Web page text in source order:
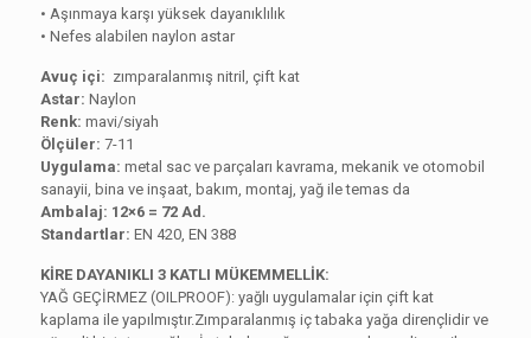
• Aşınmaya karşı yüksek dayanıklılık
• Nefes alabilen naylon astar
Avuç içi: zımparalanmış nitril, çift kat
Astar: Naylon
Renk: mavi/siyah
Ölçüler: 7-11
Uygulama: metal sac ve parçaları kavrama, mekanik ve otomobil
sanayii, bina ve inşaat, bakım, montaj, yağ ile temas da
Ambalaj: 12×6 = 72 Ad.
Standartlar: EN 420, EN 388
KİRE DAYANIKLI 3 KATLI MÜKEMMELLİK:
YAĞ GEÇİRMEZ (OILPROOF): yağlı uygulamalar için çift kat
kaplama ile yapılmıştır.Zımparalanmış iç tabaka yağa dirençlidir ve